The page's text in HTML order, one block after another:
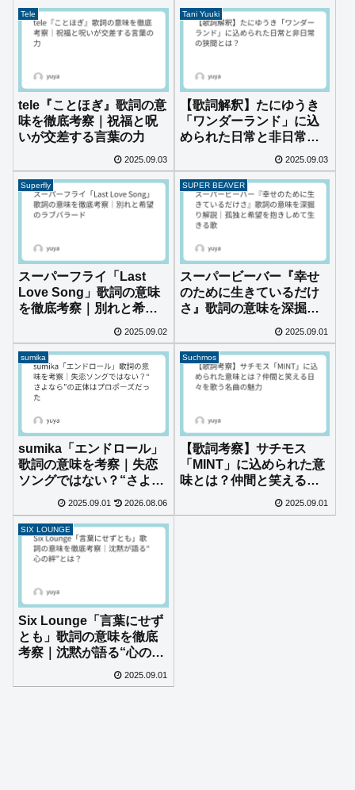
Tele
tele『ことほぎ』歌詞の意
味を徹底考察｜祝福と呪
いが交差する言葉の力
2025.09.03
Tani Yuuki
【歌詞解釈】たにゆうき
「ワンダーランド」に込
められた日常と非日常の
2025.09.03
Superfly
スーパーフライ「Last
Love Song」歌詞の意味
を徹底考察｜別れと希望
2025.09.02
SUPER BEAVER
スーパービーバー『幸せ
のために生きているだけ
さ』歌詞の意味を深掘り
しめて生きる歌
2025.09.01
sumika
sumika「エンドロール」
歌詞の意味を考察｜失恋
ソングではない？“さよな
ら”の正体はプロポーズだ
った
2025.09.01 2026.08.06
Suchmos
【歌詞考察】サチモス
「MINT」に込められた意
味とは？仲間と笑える
日々を歌う名曲の魅力
2025.09.01
SIX LOUNGE
Six Lounge「言葉にせず
とも」歌詞の意味を徹底
考察｜沈黙が語る“心の
2025.09.01